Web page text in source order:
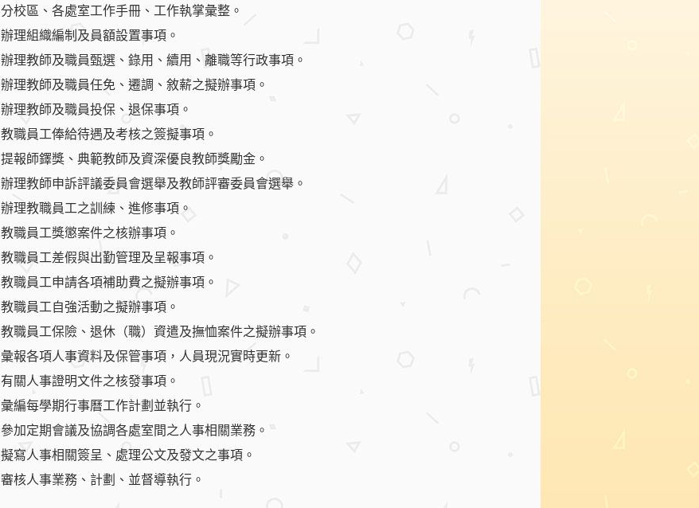
分校區、各處室工作手冊、工作執掌彙整。
辦理組織編制及員額設置事項。
辦理教師及職員甄選、錄用、續用、離職等行政事項。
辦理教師及職員任免、遷調、敘薪之擬辦事項。
辦理教師及職員投保、退保事項。
教職員工俸給待遇及考核之簽擬事項。
提報師鐸獎、典範教師及資深優良教師獎勵金。
辦理教師申訴評議委員會選舉及教師評審委員會選舉。
辦理教職員工之訓練、進修事項。
教職員工獎懲案件之核辦事項。
教職員工差假與出勤管理及呈報事項。
教職員工申請各項補助費之擬辦事項。
教職員工自強活動之擬辦事項。
教職員工保險、退休（職）資遣及撫恤案件之擬辦事項。
彙報各項人事資料及保管事項，人員現況實時更新。
有關人事證明文件之核發事項。
彙編每學期行事曆工作計劃並執行。
參加定期會議及協調各處室間之人事相關業務。
擬寫人事相關簽呈、處理公文及發文之事項。
審核人事業務、計劃、並督導執行。